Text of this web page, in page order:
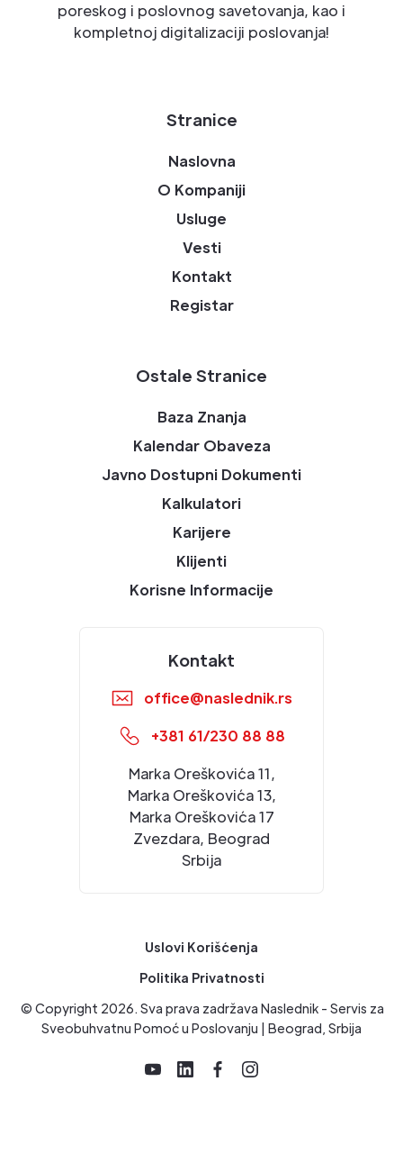
poreskog i poslovnog savetovanja, kao i
kompletnoj digitalizaciji poslovanja!
Stranice
Naslovna
O Kompaniji
Usluge
Vesti
Kontakt
Registar
Ostale Stranice
Baza Znanja
Kalendar Obaveza
Javno Dostupni Dokumenti
Kalkulatori
Karijere
Klijenti
Korisne Informacije
Kontakt
office@naslednik.rs
+381 61/230 88 88
Marka Oreškovića 11,
Marka Oreškovića 13,
Marka Oreškovića 17
Zvezdara, Beograd
Srbija
Uslovi Korišćenja
Politika Privatnosti
© Copyright 2026. Sva prava zadržava Naslednik - Servis za
Sveobuhvatnu Pomoć u Poslovanju | Beograd, Srbija